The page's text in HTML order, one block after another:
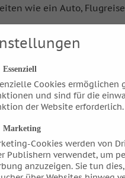
wie ein Auto,
Zyklen der äußeren
Tagen beschäftigt hat.
beschrieben, der
verfügt.
Essenziell
Cookies ermöglichen
und sind für die
der Website erforderlich.
Marketing
Cookies werden von
Publishern verwendet, um
anzuzeigen. Sie tun